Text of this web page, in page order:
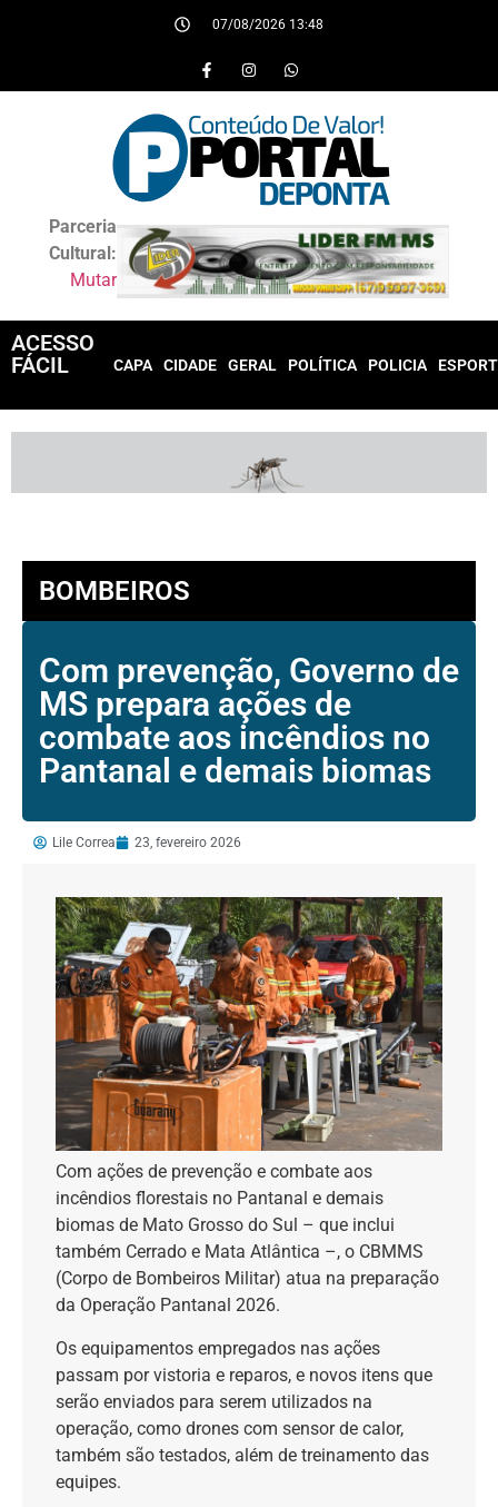
07/08/2026 13:48
Parceria
Cultural:
Mutar
ACESSO
FÁCIL
CAPA CIDADE GERAL POLÍTICA POLICIA
BOMBEIROS
Com prevenção, Governo de
MS prepara ações de
combate aos incêndios no
Pantanal e demais biomas
Lile Correa 23, fevereiro 2026
Com ações de prevenção e combate aos
incêndios florestais no Pantanal e demais
biomas de Mato Grosso do Sul – que inclui
também Cerrado e Mata Atlântica –, o CBMMS
(Corpo de Bombeiros Militar) atua na preparação
da Operação Pantanal 2026.
Os equipamentos empregados nas ações
passam por vistoria e reparos, e novos itens que
serão enviados para serem utilizados na
operação, como drones com sensor de calor,
também são testados, além de treinamento das
equipes.